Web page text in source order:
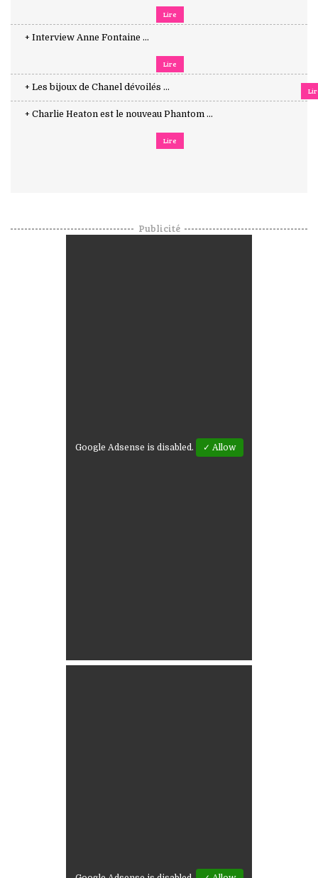
Lire
+ Interview Anne Fontaine ...
Lire
+ Les bijoux de Chanel dévoilés ...
+ Charlie Heaton est le nouveau Phantom ...
Lire
Publicité
Google Adsense is disabled. ✓ Allow